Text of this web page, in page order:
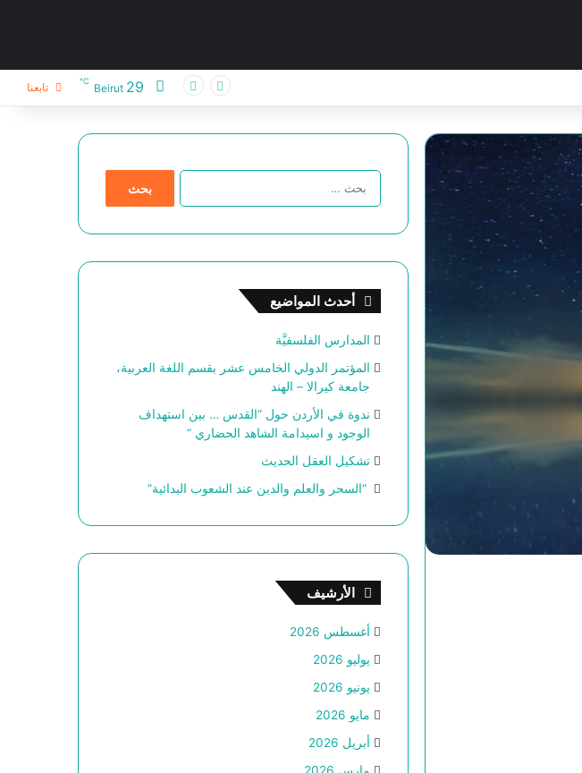
Beirut 29
℃ تابعنا
ا
ح
أحدث المواضيع
المدارس الفلسفيَّة
المؤتمر الدولي الخامس عشر بقسم اللغة العربية،
جامعة كيرالا – الهند
ندوة في الأردن حول “القدس … بين استهداف
الوجود و اسيدامة الشاهد الحضاري “
تشكيل العقل الحديث
“السحر والعلم والدين عند الشعوب البدائية”
الأرشيف
أغسطس 2026
يوليو 2026
يونيو 2026
مايو 2026
أبريل 2026
مارس 2026